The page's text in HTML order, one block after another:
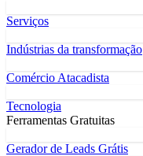
Serviços
Indústrias da transformação
Comércio Atacadista
Tecnologia
Ferramentas Gratuitas
Gerador de Leads Grátis